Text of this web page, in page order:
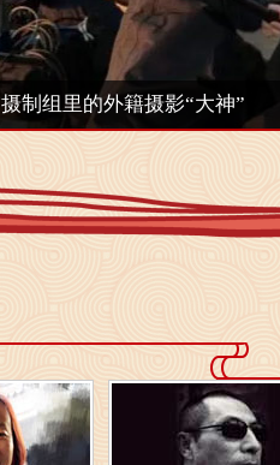
透过美食，你真的看懂了舌尖